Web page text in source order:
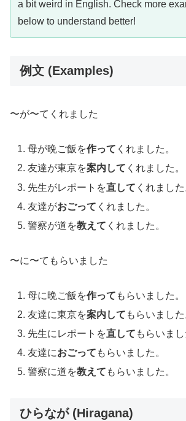
a bit weird in English. Check more
below to understand better!
例文 (Examples)
〜が〜てくれました
母が晩ご飯を作って くれました。
友達が東京を案内して くれました。
先生がレポートを直して くれました
友達がおごって くれました。
警察が道を教えて くれました。
〜に〜てもらいました
母に晩ご飯を作って もらいました。
友達に東京を案内して もらいました
先生にレポートを直して もらいまし
友達におごって もらいました。
警察に道を教えて もらいました。
ひらなが (Hiragana)